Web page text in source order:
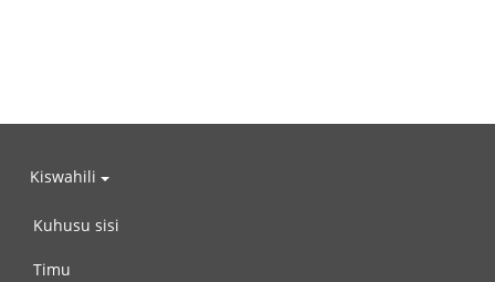
Kiswahili
Kuhusu sisi
Timu